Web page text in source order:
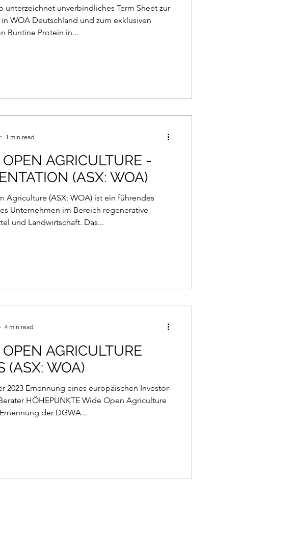
unterzeichnet unverbindliches Term Sheet zur
WOA Deutschland und zum exklusiven
Buntine Protein in...
AGRICULTURE -
(ASX: WOA)
Agriculture (ASX: WOA) ist ein führendes
Unternehmen im Bereich regenerative
und Landwirtschaft. Das...
1 min read
AGRICULTURE
(ASX: WOA)
2023 Ernennung eines europäischen Investor-
HÖHEPUNKTE Wide Open Agriculture
der DGWA...
4 min read